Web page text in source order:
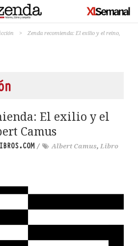
>
Zenda recomienda: El exilio y el reino,
El exilio y el
Camus
/ Albert Camus, Libro